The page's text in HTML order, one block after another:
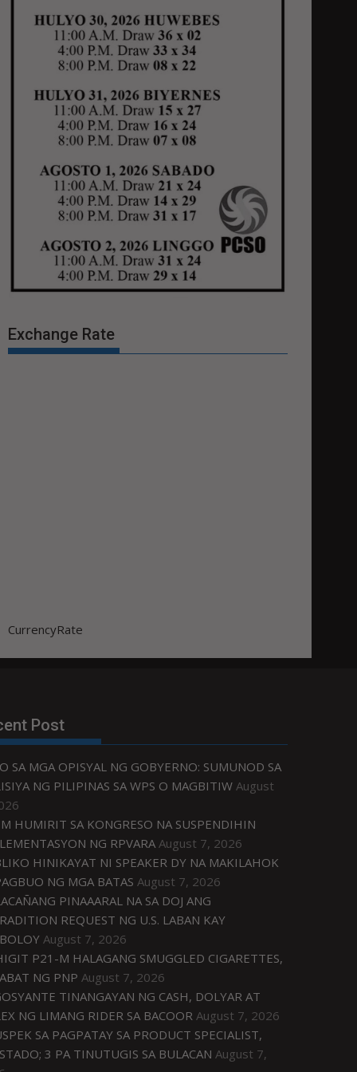
Exchange Rate
CurrencyRate
Post
SA MGA OPISYAL NG GOBYERNO: SUMUNOD SA
NG PILIPINAS SA WPS O MAGBITIW August
HUMIRIT SA KONGRESO NA SUSPENDIHIN
NG RPVARA August 7, 2026
HINIKAYAT NI SPEAKER DY NA MAKILAHOK
NG MGA BATAS August 7, 2026
PINAAARAL NA SA DOJ ANG
REQUEST NG U.S. LABAN KAY
August 7, 2026
P21-M HALAGANG SMUGGLED CIGARETTES,
NG PNP August 7, 2026
TINANGAYAN NG CASH, DOLYAR AT
NG LIMANG RIDER SA BACOOR August 7, 2026
SA PAGPATAY SA PRODUCT SPECIALIST,
3 PA TINUTUGIS SA BULACAN August 7,